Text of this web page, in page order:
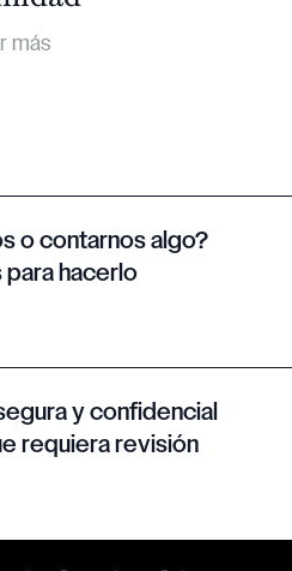
o contarnos algo?
para hacerlo
y confidencial
requiera revisión